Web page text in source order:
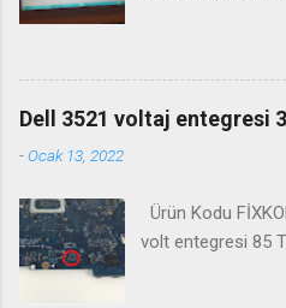
yaramaktadır.
Kanalimiza abone
Dell 3521 voltaj entegresi
-Ocak 13, 2022
Ürün Kodu
volt entegresi 85